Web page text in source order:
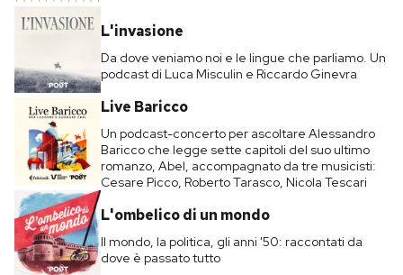
L'invasione
Da dove veniamo noi e le lingue che parliamo. Un
podcast di Luca Misculin e Riccardo Ginevra
Live Baricco
Un podcast-concerto per ascoltare Alessandro
Baricco che legge sette capitoli del suo ultimo
romanzo, Abel, accompagnato da tre musicisti:
Cesare Picco, Roberto Tarasco, Nicola Tescari
L'ombelico di un mondo
Il mondo, la politica, gli anni '50: raccontati da
dove è passato tutto